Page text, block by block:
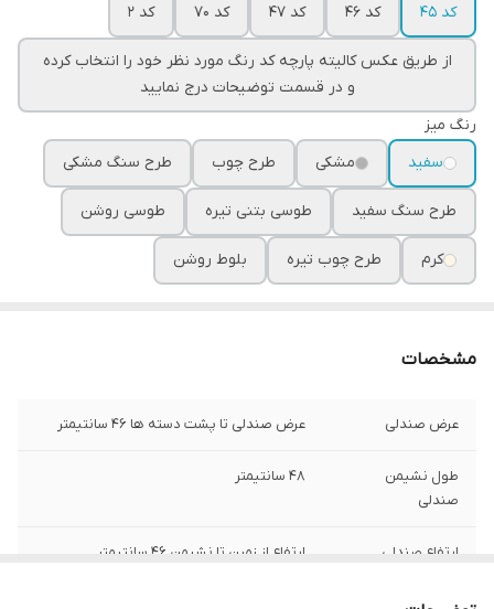
کد ۴۵
کد ۴۶ کد ۴۷ کد ۷۰ کد ۲
از طریق عکس کالیته پارچه کد رنگ مورد نظر خود را انتخاب کرده
و در قسمت توضیحات درج نمایید
رنگ میز
سفید
مشکی طرح چوب طرح سنگ مشکی
طرح سنگ سفید طوسی بتنی تیره طوسی روشن
کرم طرح چوب تیره بلوط روشن
مشخصات
عرض صندلی عرض صندلی تا پشت دسته ها ۴۶ سانتیمتر
طول نشیمن
صندلی
۴۸ سانتیمتر
ارتفاع صندلی ارتفاع از زمین تا نشیمن ۴۶ سانتیمتر
کفی صندلی